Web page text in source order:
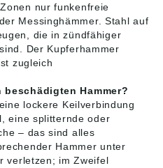
nur funkenfreie
Messinghämmer. Stahl auf
die in zündfähiger
Der Kupferhammer
zugleich
Hammer?
lockere Keilverbindung
eine splitternde oder
– das sind alles
Hammer unter
verletzen; im Zweifel